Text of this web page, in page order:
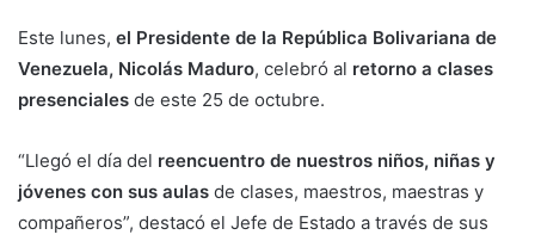
Este lunes, el Presidente de la República Bolivariana de
Venezuela, Nicolás Maduro, celebró al retorno a clases
presenciales de este 25 de octubre.
“Llegó el día del reencuentro de nuestros niños, niñas y
jóvenes con sus aulas de clases, maestros, maestras y
compañeros”, destacó el Jefe de Estado a través de sus